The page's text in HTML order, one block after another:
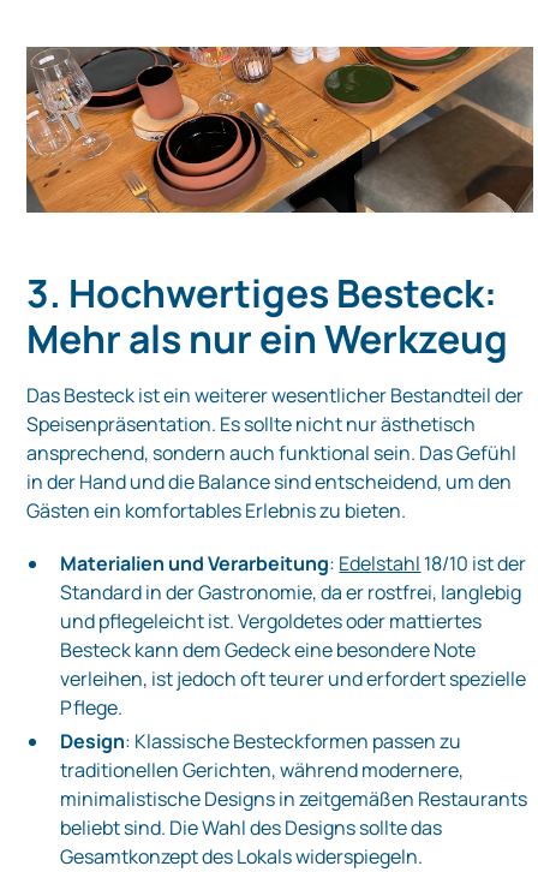
3. Hochwertiges Besteck:
Mehr als nur ein Werkzeug
Das Besteck ist ein weiterer wesentlicher Bestandteil der
Speisenpräsentation. Es sollte nicht nur ästhetisch
ansprechend, sondern auch funktional sein. Das Gefühl
in der Hand und die Balance sind entscheidend, um den
Gästen ein komfortables Erlebnis zu bieten.
Materialien und Verarbeitung: Edelstahl 18/10 ist der
Standard in der Gastronomie, da er rostfrei, langlebig
und pflegeleicht ist. Vergoldetes oder mattiertes
Besteck kann dem Gedeck eine besondere Note
verleihen, ist jedoch oft teurer und erfordert spezielle
Pflege.
Design: Klassische Besteckformen passen zu
traditionellen Gerichten, während modernere,
minimalistische Designs in zeitgemäßen Restaurants
beliebt sind. Die Wahl des Designs sollte das
Gesamtkonzept des Lokals widerspiegeln.